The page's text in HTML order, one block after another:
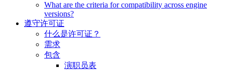
What are the criteria for compatibility across engine
versions?
遵守许可证
什么是许可证？
需求
包含
演职员表